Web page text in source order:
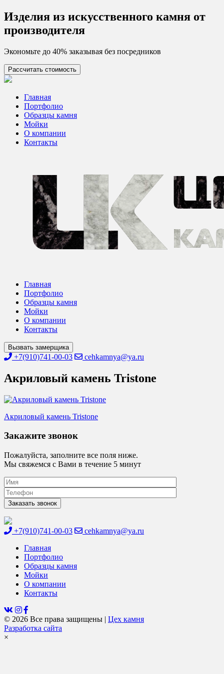
Skip
to
content
Изделия из искусcтвенного камня от
производителя
Экономьте до 40% заказывая без посредников
Рассчитать стоимость
Цех камня
Столешницы из искусственного камня
Главная
Портфолио
Образцы камня
Мойки
О компании
Контакты
Главная
Портфолио
Образцы камня
Мойки
О компании
Контакты
Вызвать замерщика
+7(910)741-00-03 cehkamnya@ya.ru
Акриловый камень Tristone
Навигация
по
Акриловый камень Tristone
Закажите звонок
Пожалуйста, заполните все поля ниже.
Мы свяжемся с Вами в течение 5 минут
+7(910)741-00-03
cehkamnya@ya.ru
Главная
Портфолио
Образцы камня
Мойки
О компании
Контакты
© 2026 Все права защищены | Цех камня
Разработка сайта
×